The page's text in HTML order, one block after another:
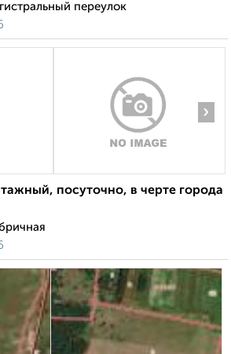
переулок
›
посуточно, в черте города